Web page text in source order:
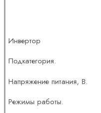
Инвертор
Подкатегория.
Напряжение питания, В.
Режимы работы.